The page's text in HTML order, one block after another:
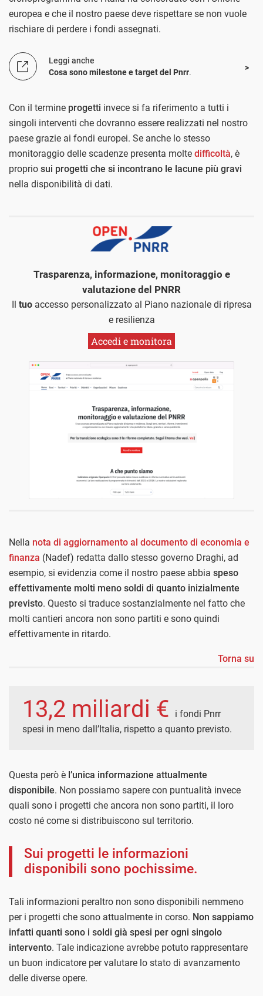
europea e che il nostro paese deve rispettare se non vuole
rischiare di perdere i fondi assegnati.
Leggi anche
Cosa sono milestone e target del Pnrr.
Con il termine progetti invece si fa riferimento a tutti i
singoli interventi che dovranno essere realizzati nel nostro
paese grazie ai fondi europei. Se anche lo stesso
monitoraggio delle scadenze presenta molte difficoltà, è
proprio sui progetti che si incontrano le lacune più gravi
nella disponibilità di dati.
Trasparenza, informazione, monitoraggio e
valutazione del PNRR
Il tuoaccesso personalizzato al Piano nazionale di ripresa
e resilienza
Accedi e monitora
Nella nota di aggiornamento al documento di economia e
finanza (Nadef) redatta dallo stesso governo Draghi, ad
esempio, si evidenzia come il nostro paese abbia speso
effettivamente molti meno soldi di quanto inizialmente
previsto. Questo si traduce sostanzialmente nel fatto che
molti cantieri ancora non sono partiti e sono quindi
effettivamente in ritardo.
Torna su
13,2 miliardi €
i fondi Pnrr
spesi in meno dall’Italia, rispetto a quanto previsto.
Questa però è l’unica informazione attualmente
disponibile. Non possiamo sapere con puntualità invece
quali sono i progetti che ancora non sono partiti, il loro
costo né come si distribuiscono sul territorio.
Sui progetti le informazioni
disponibili sono pochissime.
Tali informazioni peraltro non sono disponibili nemmeno
per i progetti che sono attualmente in corso. Non sappiamo
infatti quanti sono i soldi già spesi per ogni singolo
intervento. Tale indicazione avrebbe potuto rappresentare
un buon indicatore per valutare lo stato di avanzamento
delle diverse opere.